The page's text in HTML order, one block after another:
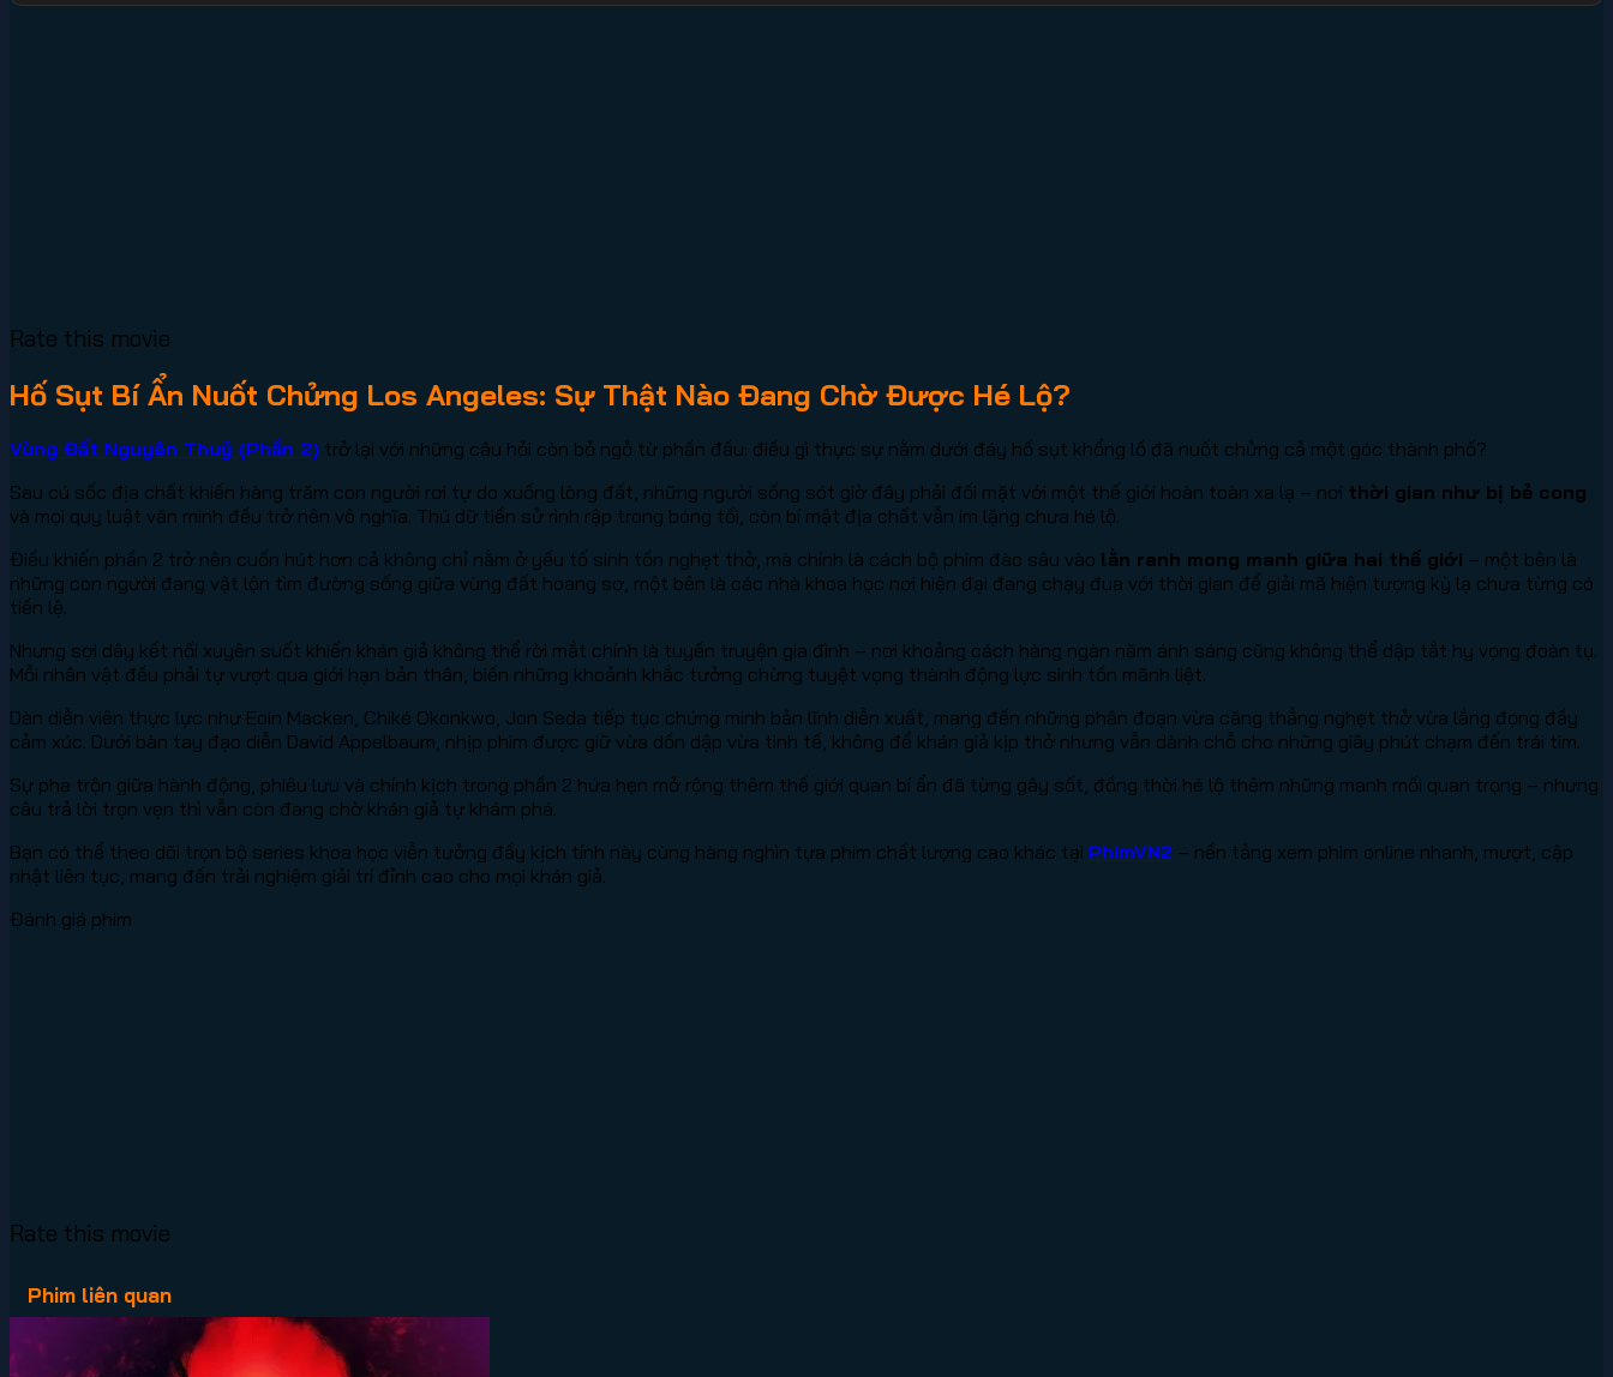
Rate this movie
Hố Sụt Bí Ẩn Nuốt Chửng Los Angeles: Sự Thật Nào Đang Chờ Được Hé Lộ?
Vùng Đất Nguyên Thuỷ (Phần 2) trở lại với những câu hỏi còn bỏ ngỏ từ phần đầu: điều gì thực sự nằm dưới đáy hố sụt khổng lồ đã nuốt chửng cả một góc thành phố?
Sau cú sốc địa chất khiến hàng trăm con người rơi tự do xuống lòng đất, những người sống sót giờ đây phải đối mặt với một thế giới hoàn toàn xa lạ – nơi thời gian như bị bẻ cong
và mọi quy luật văn minh đều trở nên vô nghĩa. Thú dữ tiền sử rình rập trong bóng tối, còn bí mật địa chất vẫn im lặng chưa hé lộ.
Điều khiến phần 2 trở nên cuốn hút hơn cả không chỉ nằm ở yếu tố sinh tồn nghẹt thở, mà chính là cách bộ phim đào sâu vào lằn ranh mong manh giữa hai thế giới – một bên là
những con người đang vật lộn tìm đường sống giữa vùng đất hoang sơ, một bên là các nhà khoa học nơi hiện đại đang chạy đua với thời gian để giải mã hiện tượng kỳ lạ chưa từng có
tiền lệ.
Nhưng sợi dây kết nối xuyên suốt khiến khán giả không thể rời mắt chính là tuyến truyện gia đình – nơi khoảng cách hàng ngàn năm ánh sáng cũng không thể dập tắt hy vọng đoàn tụ.
Mỗi nhân vật đều phải tự vượt qua giới hạn bản thân, biến những khoảnh khắc tưởng chừng tuyệt vọng thành động lực sinh tồn mãnh liệt.
Dàn diễn viên thực lực như Eoin Macken, Chiké Okonkwo, Jon Seda tiếp tục chứng minh bản lĩnh diễn xuất, mang đến những phân đoạn vừa căng thẳng nghẹt thở vừa lắng đọng đầy
cảm xúc. Dưới bàn tay đạo diễn David Appelbaum, nhịp phim được giữ vừa dồn dập vừa tinh tế, không để khán giả kịp thở nhưng vẫn dành chỗ cho những giây phút chạm đến trái tim.
Sự pha trộn giữa hành động, phiêu lưu và chính kịch trong phần 2 hứa hẹn mở rộng thêm thế giới quan bí ẩn đã từng gây sốt, đồng thời hé lộ thêm những manh mối quan trọng – nhưng
câu trả lời trọn vẹn thì vẫn còn đang chờ khán giả tự khám phá.
Bạn có thể theo dõi trọn bộ series khoa học viễn tưởng đầy kịch tính này cùng hàng nghìn tựa phim chất lượng cao khác tại PhimVN2 – nền tảng xem phim online nhanh, mượt, cập
nhật liên tục, mang đến trải nghiệm giải trí đỉnh cao cho mọi khán giả.
Đánh giá phim
Rate this movie
Phim liên quan